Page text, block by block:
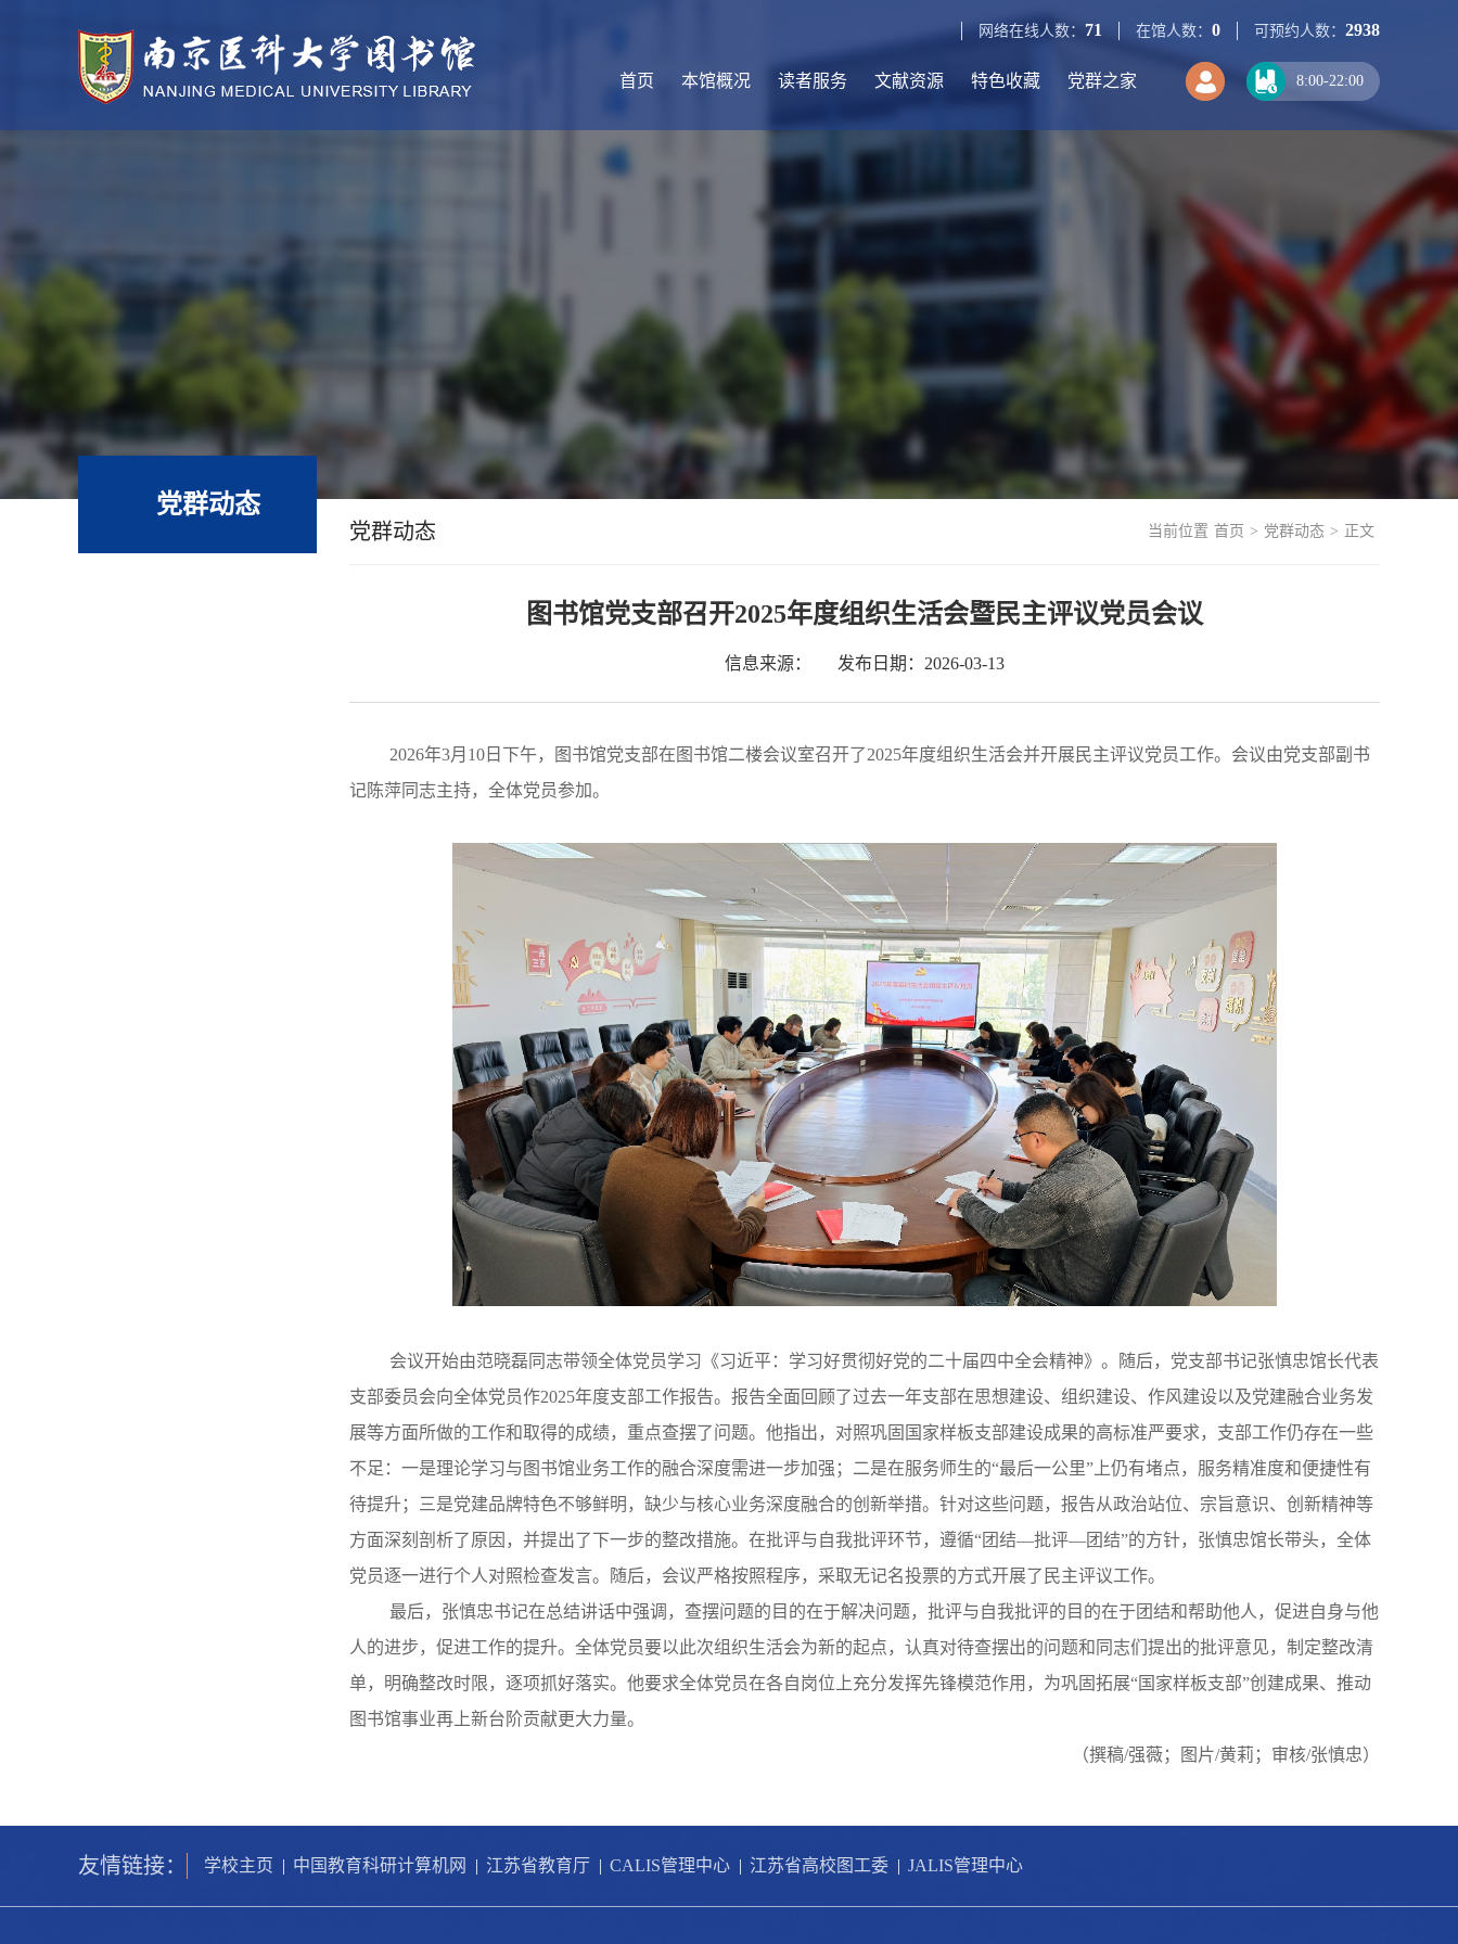
网络在线人数： 71 在馆人数： 0 可预约人数： 2938
首页 本馆概况 读者服务 文献资源 特色收藏 党群之家 8:00-22:00
党群动态
党群动态 当前位置 首页 > 党群动态 > 正文
图书馆党支部召开2025年度组织生活会暨民主评议党员会议
信息来源： 发布日期：2026-03-13
2026年3月10日下午，图书馆党支部在图书馆二楼会议室召开了2025年度组织生活会并开展民主评议党员工作。会议由党支部副书
记陈萍同志主持，全体党员参加。
会议开始由范晓磊同志带领全体党员学习《习近平：学习好贯彻好党的二十届四中全会精神》。随后，党支部书记张慎忠馆长代表
支部委员会向全体党员作2025年度支部工作报告。报告全面回顾了过去一年支部在思想建设、组织建设、作风建设以及党建融合业务发
展等方面所做的工作和取得的成绩，重点查摆了问题。他指出，对照巩固国家样板支部建设成果的高标准严要求，支部工作仍存在一些
不足：一是理论学习与图书馆业务工作的融合深度需进一步加强；二是在服务师生的“最后一公里”上仍有堵点，服务精准度和便捷性有
待提升；三是党建品牌特色不够鲜明，缺少与核心业务深度融合的创新举措。针对这些问题，报告从政治站位、宗旨意识、创新精神等
方面深刻剖析了原因，并提出了下一步的整改措施。在批评与自我批评环节，遵循“团结—批评—团结”的方针，张慎忠馆长带头，全体
党员逐一进行个人对照检查发言。随后，会议严格按照程序，采取无记名投票的方式开展了民主评议工作。
最后，张慎忠书记在总结讲话中强调，查摆问题的目的在于解决问题，批评与自我批评的目的在于团结和帮助他人，促进自身与他
人的进步，促进工作的提升。全体党员要以此次组织生活会为新的起点，认真对待查摆出的问题和同志们提出的批评意见，制定整改清
单，明确整改时限，逐项抓好落实。他要求全体党员在各自岗位上充分发挥先锋模范作用，为巩固拓展“国家样板支部”创建成果、推动
图书馆事业再上新台阶贡献更大力量。
（撰稿/强薇；图片/黄莉；审核/张慎忠）
友情链接： 学校主页 | 中国教育科研计算机网 | 江苏省教育厅 | CALIS管理中心 | 江苏省高校图工委 | JALIS管理中心